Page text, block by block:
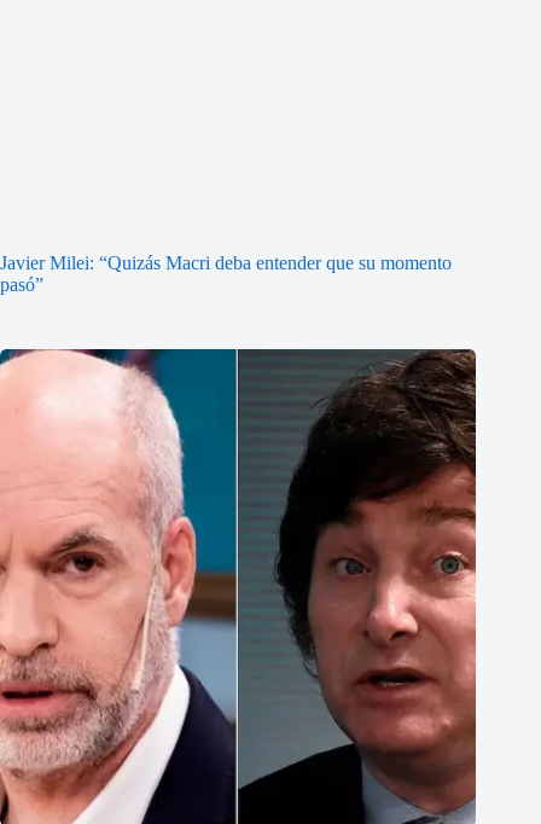
Javier Milei: “Quizás Macri deba entender que su momento
pasó”